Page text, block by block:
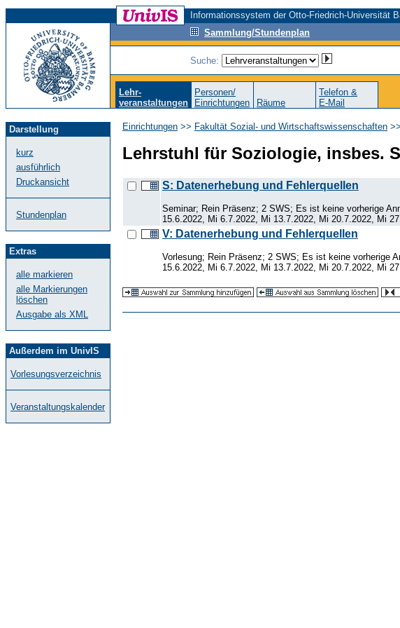
Informationssystem der Otto-Friedrich-Universität
Sammlung/Stundenplan
Suche:
Lehr-
veranstaltungen
Personen/
Einrichtungen
Räume
Telefon &
E-Mail
Darstellung
kurz
ausführlich
Druckansicht
Stundenplan
Extras
alle markieren
alle Markierungen
löschen
Ausgabe als XML
Außerdem im UnivIS
Vorlesungsverzeichnis
Veranstaltungskalender
Einrichtungen >> Fakultät Sozial- und Wirtschaftswissenschaften >>
Lehrstuhl für Soziologie, insbes.
S: Datenerhebung und Fehlerquellen
Seminar; Rein Präsenz; 2 SWS; Es ist keine vorherige
15.6.2022, Mi 6.7.2022, Mi 13.7.2022, Mi 20.7.2022, Mi
V: Datenerhebung und Fehlerquellen
Vorlesung; Rein Präsenz; 2 SWS; Es ist keine vorherige
15.6.2022, Mi 6.7.2022, Mi 13.7.2022, Mi 20.7.2022, Mi